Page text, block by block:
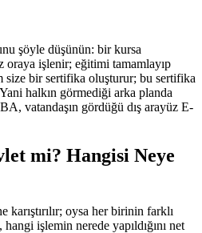
şöyle düşünün: bir kursa
oraya işlenir; eğitimi tamamlayıp
size bir sertifika oluşturur; bu sertifika
halkın görmediği arka planda
vatandaşın gördüğü dış arayüz E-
mi? Hangisi Neye
oysa her birinin farklı
işlemin nerede yapıldığını net